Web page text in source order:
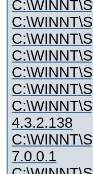
4.3.2.138
7.0.0.1